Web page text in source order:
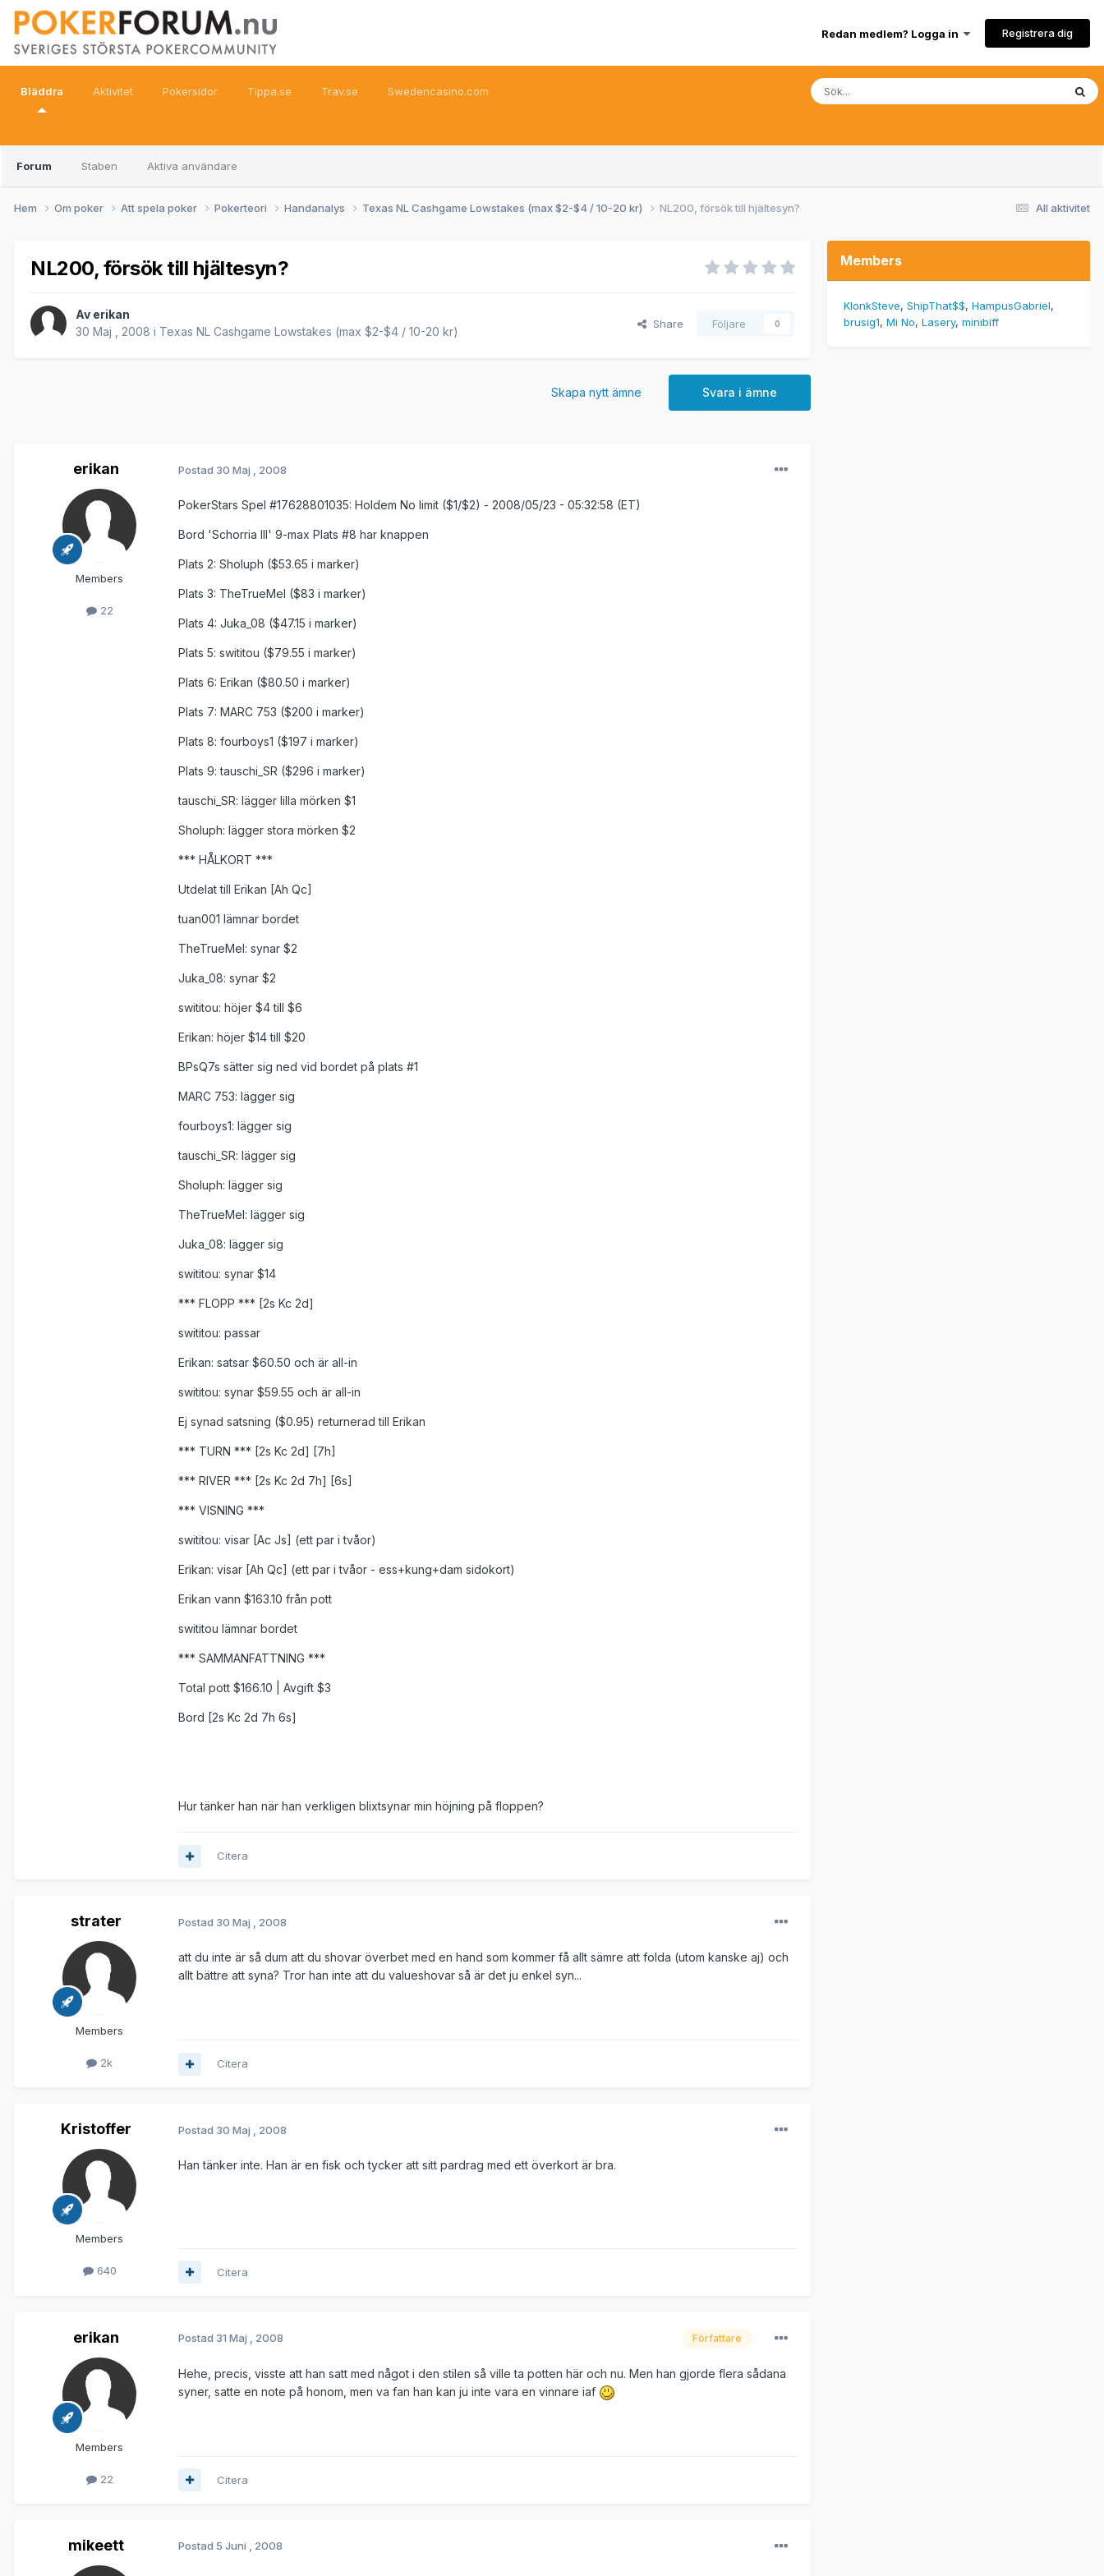
Redan medlem? Logga in Registrera dig
Bläddra
Forum Staben Aktiva användare
Aktivitet Pokersidor Tippa.se Trav.se Swedencasino.com
All aktivitet
Hem Om poker Att spela poker Pokerteori Handanalys Texas NL Cashgame Lowstakes (max $2-$4 / 10-20 kr) NL200, försök till hjältesyn?
NL200, försök till hjältesyn?
Av erikan
30 Maj , 2008 i Texas NL Cashgame Lowstakes (max $2-$4 / 10-20 kr)
Share Följare 0
Svara i ämne
Skapa nytt ämne
erikan
Members
22
Postad 30 Maj , 2008
PokerStars Spel #17628801035: Holdem No limit ($1/$2) - 2008/05/23 - 05:32:58 (ET)
Bord 'Schorria III' 9-max Plats #8 har knappen
Plats 2: Sholuph ($53.65 i marker)
Plats 3: TheTrueMel ($83 i marker)
Plats 4: Juka_08 ($47.15 i marker)
Plats 5: swititou ($79.55 i marker)
Plats 6: Erikan ($80.50 i marker)
Plats 7: MARC 753 ($200 i marker)
Plats 8: fourboys1 ($197 i marker)
Plats 9: tauschi_SR ($296 i marker)
tauschi_SR: lägger lilla mörken $1
Sholuph: lägger stora mörken $2
*** HÅLKORT ***
Utdelat till Erikan [Ah Qc]
tuan001 lämnar bordet
TheTrueMel: synar $2
Juka_08: synar $2
swititou: höjer $4 till $6
Erikan: höjer $14 till $20
BPsQ7s sätter sig ned vid bordet på plats #1
MARC 753: lägger sig
fourboys1: lägger sig
tauschi_SR: lägger sig
Sholuph: lägger sig
TheTrueMel: lägger sig
Juka_08: lägger sig
swititou: synar $14
*** FLOPP *** [2s Kc 2d]
swititou: passar
Erikan: satsar $60.50 och är all-in
swititou: synar $59.55 och är all-in
Ej synad satsning ($0.95) returnerad till Erikan
*** TURN *** [2s Kc 2d] [7h]
*** RIVER *** [2s Kc 2d 7h] [6s]
*** VISNING ***
swititou: visar [Ac Js] (ett par i tvåor)
Erikan: visar [Ah Qc] (ett par i tvåor - ess+kung+dam sidokort)
Erikan vann $163.10 från pott
swititou lämnar bordet
*** SAMMANFATTNING ***
Total pott $166.10 | Avgift $3
Bord [2s Kc 2d 7h 6s]
Hur tänker han när han verkligen blixtsynar min höjning på floppen?
Citera
strater
Members
2k
Postad 30 Maj , 2008
att du inte är så dum att du shovar överbet med en hand som kommer få allt sämre att folda (utom kanske aj) och
allt bättre att syna? Tror han inte att du valueshovar så är det ju enkel syn...
Citera
Kristoffer
Members
640
Postad 30 Maj , 2008
Han tänker inte. Han är en fisk och tycker att sitt pardrag med ett överkort är bra.
Citera
erikan
Members
22
Författare
Postad 31 Maj , 2008
Hehe, precis, visste att han satt med något i den stilen så ville ta potten här och nu. Men han gjorde flera sådana
syner, satte en note på honom, men va fan han kan ju inte vara en vinnare iaf
Citera
mikeett Postad 5 Juni , 2008
Members
KlonkSteve ShipThat$$ HampusGabriel
brusig1 Mi No Lasery minibiff